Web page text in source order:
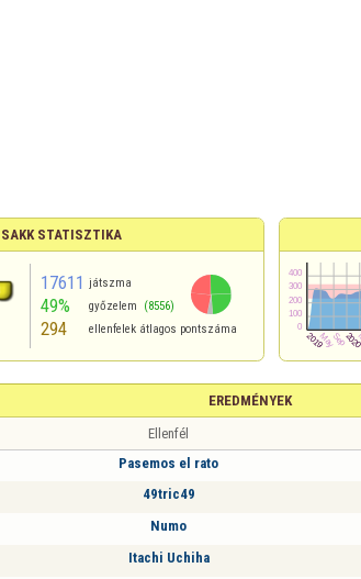
SAKK STATISZTIKA
17611 játszma
49% győzelem (8556)
294 ellenfelek átlagos pontszáma
EREDMÉNYEK
Ellenfél
Pasemos el rato
49tric49
Numo
Itachi Uchiha